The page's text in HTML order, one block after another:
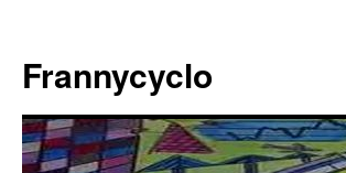
contenu
Frannycyclo